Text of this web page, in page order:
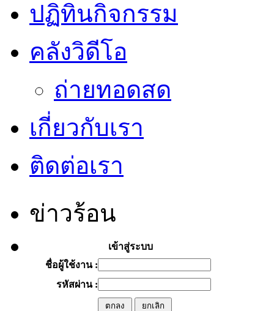
ปฏิทินกิจกรรม
คลังวิดีโอ
ถ่ายทอดสด
เกี่ยวกับเรา
ติดต่อเรา
ข่าวร้อน
เข้าสู่ระบบ
ชื่อผู้ใช้งาน :
รหัสผ่าน :